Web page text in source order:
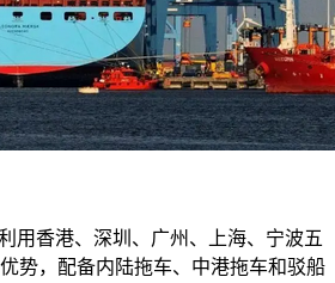
用香港、深圳、广州、上海、宁波五
势，配备内陆拖车、中港拖车和驳船